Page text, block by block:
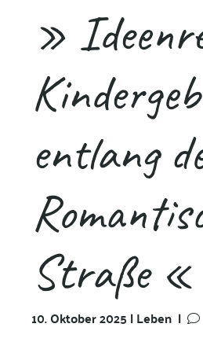
»
entlang
Straße «
10. Oktober 2025 | Leben |